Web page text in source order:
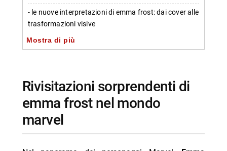
- le nuove interpretazioni di emma frost: dai cover alle
trasformazioni visive
-- copertine alternative in omaggio a marvel zombies
- personaggi e protagonisti coinvolti nelle opere
recenti
-- Scopri di più da Jump the shark
-- RispondiAnnulla risposta
Mostra di più
rivisitazioni sorprendenti di
emma frost nel mondo
marvel